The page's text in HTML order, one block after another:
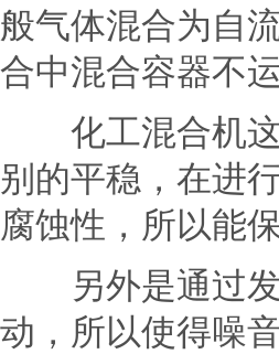
般气体混合为自
合中混合容器不
化工混合机这
别的平稳，在进
腐蚀性，所以能
另外是通过发
动，所以使得噪